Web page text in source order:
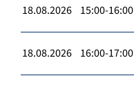
18.08.2026 15:00-16:00
18.08.2026 16:00-17:00